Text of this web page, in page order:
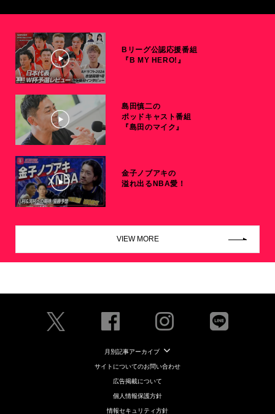
Bリーグ公認応援番組
『B MY HERO!』
島田慎二の
ポッドキャスト番組
『島田のマイク』
金子ノブアキの
溢れ出るNBA愛！
VIEW MORE
月別記事アーカイブ
サイトについてのお問い合わせ
広告掲載について
個人情報保護方針
情報セキュリティ方針